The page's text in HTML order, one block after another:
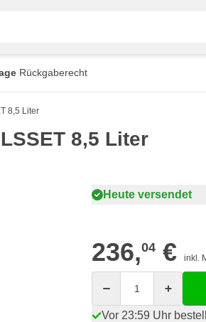
Rückgaberecht
8,5 Liter
8,5 Liter
Heute versendet
236,04 € inkl.
Vor 23:59 Uhr